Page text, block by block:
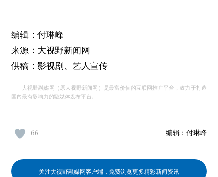
编辑：付琳峰
来源：大视野新闻网
供稿：影视剧、艺人宣传
大视野融媒网（原大视野新闻网）是最富价值的互联网推广平台，致力于打造
国内最有影响力的融媒体发布平台。
编辑： 付琳峰
66
关注大视野融媒网客户端，免费浏览更多精彩新闻资讯